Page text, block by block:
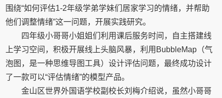
围绕“如何评估1-2年级学弟学妹们居家学习的情绪，并帮助
他们调整情绪”这一问题，开展实践研究。
四年级小哥哥小姐姐们利用课后服务时间，自主搭建线
上学习空间，积极开展线上头脑风暴，利用BubbleMap（气
泡图，是一种思维导图工具）设计评估问题，最终成功设计
了一款可以“评估情绪”的模型产品。
金山区世界外国语学校副校长刘梅介绍说，虽然小哥哥